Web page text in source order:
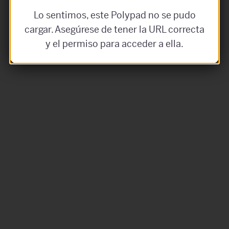
Lo sentimos, este Polypad no se pudo
cargar. Asegúrese de tener la URL correcta
y el permiso para acceder a ella.